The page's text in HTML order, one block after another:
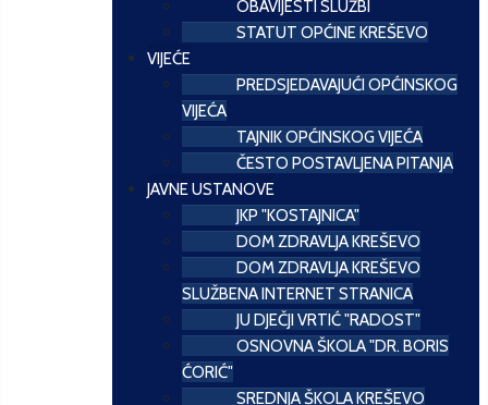
OBAVIJESTI SLUŽBI
STATUT OPĆINE KREŠEVO
VIJEĆE
PREDSJEDAVAJUĆI OPĆINSKOG
VIJEĆA
TAJNIK OPĆINSKOG VIJEĆA
ČESTO POSTAVLJENA PITANJA
JAVNE USTANOVE
JKP "KOSTAJNICA"
DOM ZDRAVLJA KREŠEVO
DOM ZDRAVLJA KREŠEVO
SLUŽBENA INTERNET STRANICA
JU DJEČJI VRTIĆ "RADOST"
OSNOVNA ŠKOLA "DR. BORIS
ĆORIĆ"
SREDNJA ŠKOLA KREŠEVO